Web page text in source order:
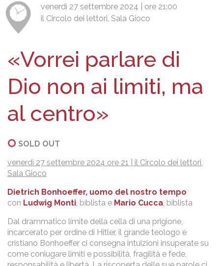
venerdì 27 settembre 2024 | ore 21:00
il Circolo dei lettori, Sala Gioco
«Vorrei parlare di
Dio non ai limiti, ma
al centro»
SOLD OUT
venerdì 27 settembre 2024 ore 21 | il Circolo dei lettori,
Sala Gioco
Dietrich Bonhoeffer, uomo del nostro tempo
con Ludwig Monti , biblista e Mario Cucca , biblista
Dal drammatico limite della cella di una prigione,
incarcerato per ordine di Hitler, il grande teologo e
cristiano Bonhoeffer ci consegna intuizioni insuperate su
come coniugare limiti e possibilità, fragilità e fede,